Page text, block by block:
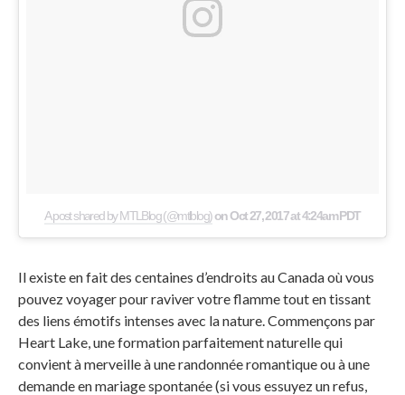
A post shared by MTLBlog (@mtlblog)onOct 27, 2017 at 4:24am PDT
Il existe en fait des centaines d’endroits au Canada où vous
pouvez voyager pour raviver votre flamme tout en tissant
des liens émotifs intenses avec la nature. Commençons par
Heart Lake, une formation parfaitement naturelle qui
convient à merveille à une randonnée romantique ou à une
demande en mariage spontanée (si vous essuyez un refus,